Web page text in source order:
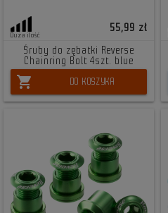
Duża ilość
55,99 zł
Śruby do zębatki Reverse
Chainring Bolt 4szt. blue
shopping_cart DO KOSZYKA